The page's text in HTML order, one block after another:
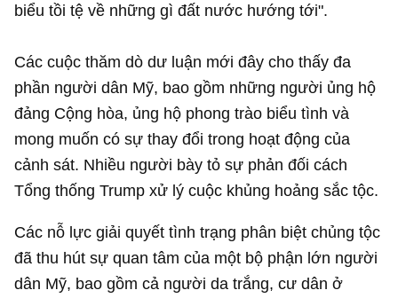
biểu tồi tệ về những gì đất nước hướng tới".
Các cuộc thăm dò dư luận mới đây cho thấy đa
phần người dân Mỹ, bao gồm những người ủng hộ
đảng Cộng hòa, ủng hộ phong trào biểu tình và
mong muốn có sự thay đổi trong hoạt động của
cảnh sát. Nhiều người bày tỏ sự phản đối cách
Tổng thống Trump xử lý cuộc khủng hoảng sắc tộc.
Các nỗ lực giải quyết tình trạng phân biệt chủng tộc
đã thu hút sự quan tâm của một bộ phận lớn người
dân Mỹ, bao gồm cả người da trắng, cư dân ở